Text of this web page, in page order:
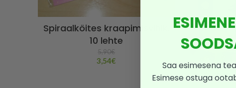
Spiraalköites kraapimisvihik,
10 lehte
5,90€
3,54€
Saa esimesena
Esimese ostuga